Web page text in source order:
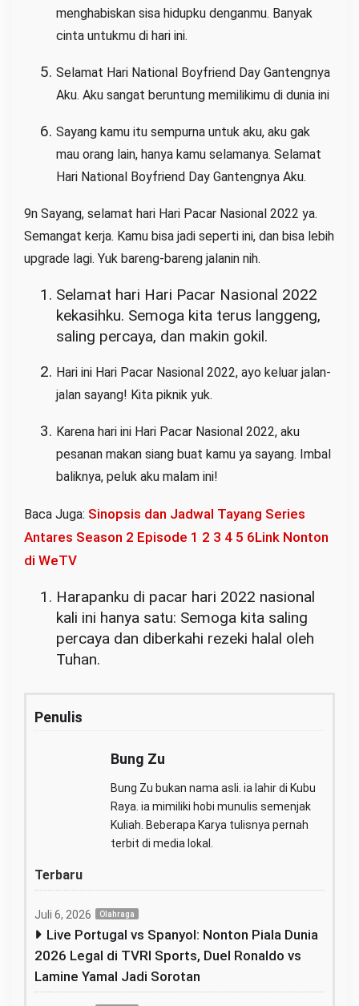
menghabiskan sisa hidupku denganmu. Banyak
cinta untukmu di hari ini.
Selamat Hari National Boyfriend Day Gantengnya
Aku. Aku sangat beruntung memilikimu di dunia ini
Sayang kamu itu sempurna untuk aku, aku gak
mau orang lain, hanya kamu selamanya. Selamat
Hari National Boyfriend Day Gantengnya Aku.
9n Sayang, selamat hari Hari Pacar Nasional 2022 ya.
Semangat kerja. Kamu bisa jadi seperti ini, dan bisa lebih
upgrade lagi. Yuk bareng-bareng jalanin nih.
Selamat hari Hari Pacar Nasional 2022
kekasihku. Semoga kita terus langgeng,
saling percaya, dan makin gokil.
Hari ini Hari Pacar Nasional 2022, ayo keluar jalan-
jalan sayang! Kita piknik yuk.
Karena hari ini Hari Pacar Nasional 2022, aku
pesanan makan siang buat kamu ya sayang. Imbal
baliknya, peluk aku malam ini!
Baca Juga: Sinopsis dan Jadwal Tayang Series
Antares Season 2 Episode 1 2 3 4 5 6Link Nonton
di WeTV
Harapanku di pacar hari 2022 nasional
kali ini hanya satu: Semoga kita saling
percaya dan diberkahi rezeki halal oleh
Tuhan.
Penulis
Bung Zu
Bung Zu bukan nama asli. ia lahir di Kubu
Raya. ia mimiliki hobi munulis semenjak
Kuliah. Beberapa Karya tulisnya pernah
terbit di media lokal.
Terbaru
Juli 6, 2026 Olahraga
Live Portugal vs Spanyol: Nonton Piala Dunia
2026 Legal di TVRI Sports, Duel Ronaldo vs
Lamine Yamal Jadi Sorotan